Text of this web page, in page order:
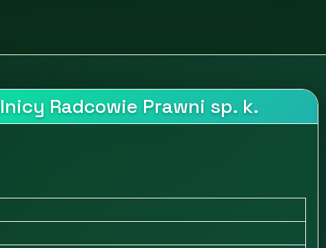
Radcowie Prawni sp. k.